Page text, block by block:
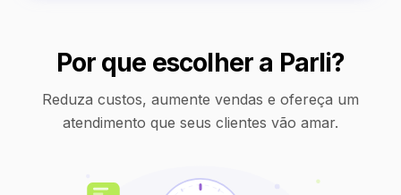
Por que escolher a Parli?
Reduza custos, aumente vendas e ofereça um
atendimento que seus clientes vão amar.